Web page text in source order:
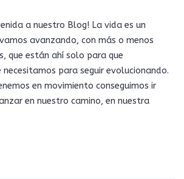
a nuestro Blog! La vida es un
avanzando, con más o menos
que están ahí solo para que
para seguir evolucionando.
en movimiento conseguimos ir
en nuestro camino, en nuestra